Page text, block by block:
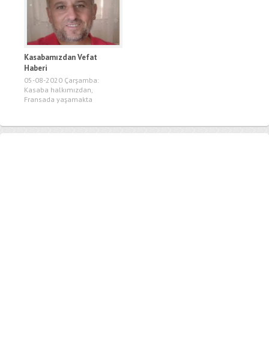
Kasabamızdan Vefat
Haberi
05-08-2020 Çarşamba:
Kasaba halkımızdan,
Fransada yaşamakta